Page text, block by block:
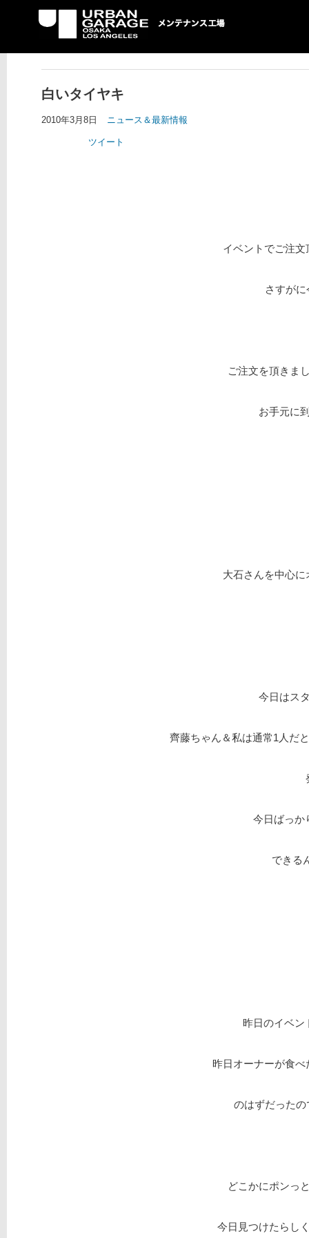
UG メンテナンス工場
白いタイヤキ
2010年3月8日 ニュース＆最新情報
ツイート
イベントでご注
さすが
ご注文を頂きま
お手元に
大石さんを中心
今日はス
齊藤ちゃん＆私は通常1人だ
今日ばっか
できる
昨日のイベン
昨日オーナーが食
のはずだった
どこかにポンっ
今日見つけたら